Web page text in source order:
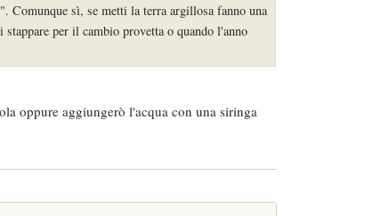
sì, se metti la terra argillosa fanno una
per il cambio provetta o quando l'anno
oppure aggiungerò l'acqua con una siringa